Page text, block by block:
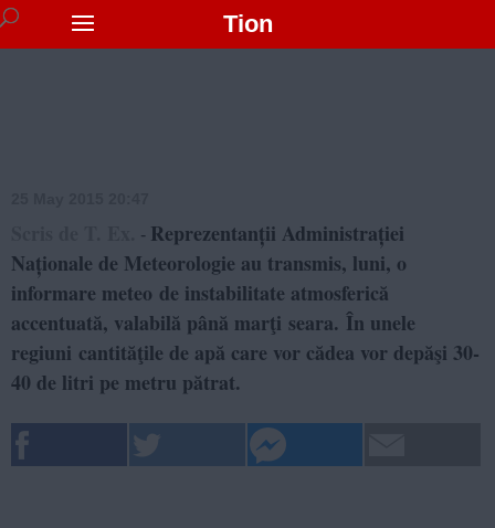
Tion
- Reprezentanții Administrației
Naționale de Meteorologie au transmis, luni, o
informare meteo de instabilitate atmosferică
accentuată, valabilă până marţi seara. În unele
regiuni cantităţile de apă care vor cădea vor depăşi 30-
40 de litri pe metru pătrat.